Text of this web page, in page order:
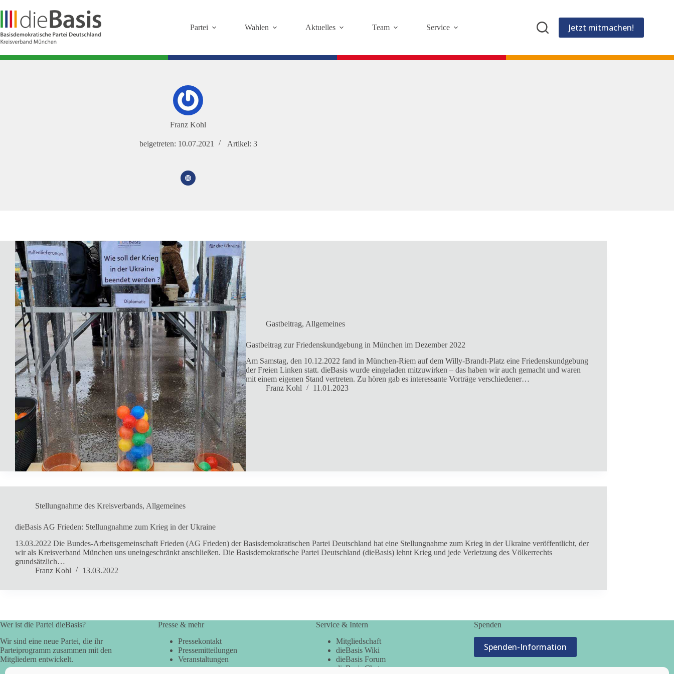
Inhalt
springen
Partei Wahlen Aktuelles Team Service Jetzt mitmachen!
Franz Kohl
beigetreten: 10.07.2021 Artikel: 3
Gastbeitrag, Allgemeines
Gastbeitrag zur Friedenskundgebung in München im Dezember 2022
Am Samstag, den 10.12.2022 fand in München-Riem auf dem Willy-Brandt-Platz eine Friedenskundgebung
der Freien Linken statt. dieBasis wurde eingeladen mitzuwirken – das haben wir auch gemacht und waren
mit einem eigenen Stand vertreten. Zu hören gab es interessante Vorträge verschiedener…
Franz Kohl
11.01.2023
Stellungnahme des Kreisverbands, Allgemeines
dieBasis AG Frieden: Stellungnahme zum Krieg in der Ukraine
13.03.2022 Die Bundes-Arbeitsgemeinschaft Frieden (AG Frieden) der Basisdemokratischen Partei Deutschland hat eine Stellungnahme zum Krieg in der Ukraine veröffentlicht, der
wir als Kreisverband München uns uneingeschränkt anschließen. Die Basisdemokratische Partei Deutschland (dieBasis) lehnt Krieg und jede Verletzung des Völkerrechts
grundsätzlich…
Franz Kohl
13.03.2022
Wer ist die Partei dieBasis?
Wir sind eine neue Partei, die ihr
Parteiprogramm zusammen mit den
Mitgliedern entwickelt.
Presse & mehr
Pressekontakt
Pressemitteilungen
Veranstaltungen
Service & Intern
Mitgliedschaft
dieBasis Wiki
dieBasis Forum
dieBasis Chat
Spenden
Spenden-Information